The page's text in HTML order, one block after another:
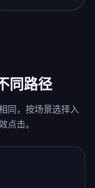
同路径
同，按场景选择入
点击。